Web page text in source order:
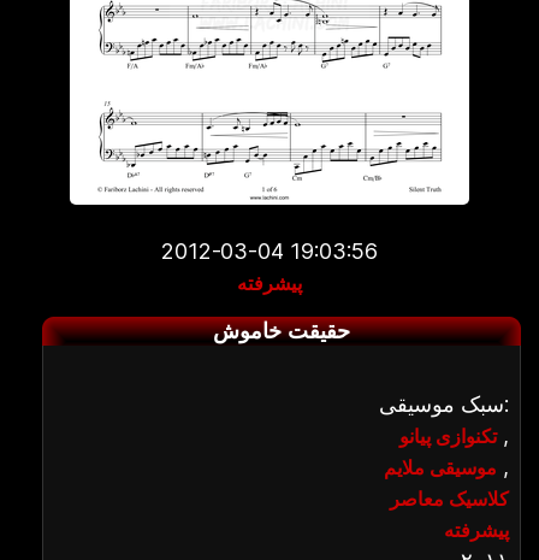
2012-03-04 19:03:56
پیشرفته
حقیقت خاموش
سبک موسیقی:
تکنوازی پیانو,
موسیقی ملایم ,
کلاسیک معاصر
پیشرفته